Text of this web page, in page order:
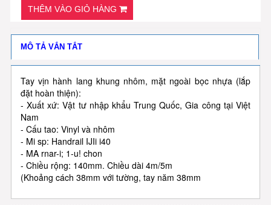
THÊM VÀO GIỎ HÀNG
MÔ TẢ VẮN TẮT
Tay vịn hành lang khung nhôm, mặt ngoài bọc nhựa (lắp
đặt hoàn thiện):
- Xuất xứ: Vật tư nhập khẩu Trung Quốc, Gia công tại Việt
Nam
- Cấu tao: Vinyl và nhôm
- Mi sp: Handrail IJIi i40
- MA rnar-i; 1-u! chon
- Chiều rộng: 140mm. Chiều dài 4m/5m
(Khoảng cách 38mm với tường, tay năm 38mm